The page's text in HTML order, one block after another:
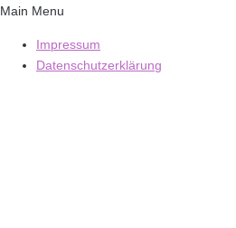
Main Menu
Impressum
Datenschutzerklärung